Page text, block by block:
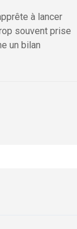
à lancer
souvent prise
un bilan